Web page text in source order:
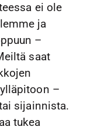
ei ole
ja
–
saat
–
sijainnista.
tukea